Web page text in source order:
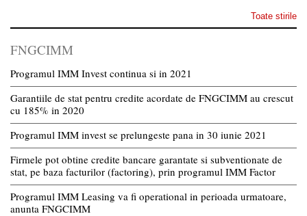
Toate stirile
FNGCIMM
Programul IMM Invest continua si in 2021
Garantiile de stat pentru credite acordate de FNGCIMM au crescut
cu 185% in 2020
Programul IMM invest se prelungeste pana in 30 iunie 2021
Firmele pot obtine credite bancare garantate si subventionate de
stat, pe baza facturilor (factoring), prin programul IMM Factor
Programul IMM Leasing va fi operational in perioada urmatoare,
anunta FNGCIMM